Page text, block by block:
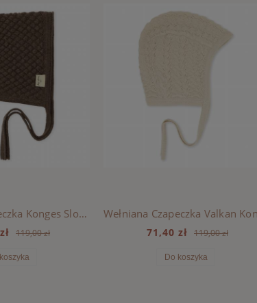
Wełniana Czapeczka Konges Sloejd - ICED COFFEE
119,00 zł 71,40 zł 119,00 zł
Do koszyka